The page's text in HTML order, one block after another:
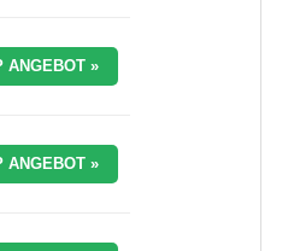
ANGEBOT »
ANGEBOT »